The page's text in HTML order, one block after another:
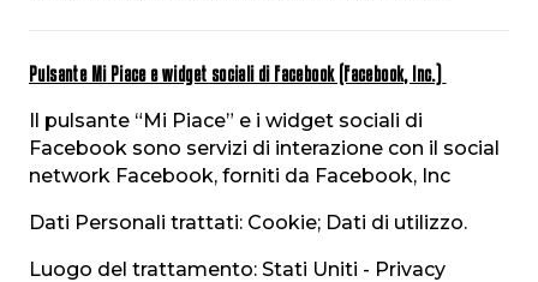
Pulsante Mi Piace e widget sociali di Facebook (Facebook, Inc.)
Il pulsante “Mi Piace” e i widget sociali di
Facebook sono servizi di interazione con il social
network Facebook, forniti da Facebook, Inc
Dati Personali trattati: Cookie; Dati di utilizzo.
Luogo del trattamento: Stati Uniti - Privacy